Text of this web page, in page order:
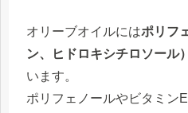
オリーブオイルにはポリフ
ン、ヒドロキシチロソール
います。
ポリフェノールやビタミン